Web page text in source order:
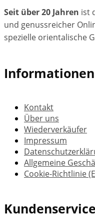
Seit über 20 Jahren ist
und genussreicher
spezielle orientalische
Informationen
Kontakt
Über uns
Wiederverkäufer
Impressum
Allgemeine
Cookie-Richtlinie
Kundenservice